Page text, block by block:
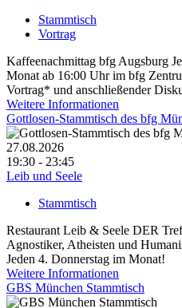
Stammtisch
Vortrag
Kaffeenachmittag bfg Augsburg
Monat ab 16:00 Uhr im bfg
Vortrag* und anschließender
Weitere Informationen
Gottlosen-Stammtisch des bfg
27.08.2026
19:30 - 23:45
Leib und Seele
Stammtisch
Restaurant Leib & Seele DER
Agnostiker, Atheisten und
Jeden 4. Donnerstag im Monat!
Weitere Informationen
GBS München Stammtisch